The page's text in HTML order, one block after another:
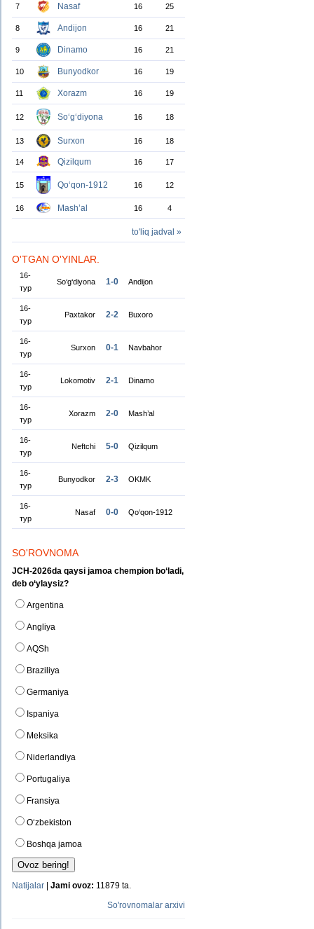
7 Nasaf 16 25
8 Andijon 16 21
9 Dinamo 16 21
10 Bunyodkor 16 19
11 Xorazm 16 19
12 So‘g‘diyona 16 18
13 Surxon 16 18
14 Qizilqum 16 17
15 Qo‘qon-1912 16 12
16 Mash’al 16 4
to'liq jadval »
O'TGAN O'YINLAR.
16-
тур
So‘g‘diyona 1-0 Andijon
16-
тур
Paxtakor 2-2 Buxoro
16-
тур
Surxon 0-1 Navbahor
16-
тур
Lokomotiv 2-1 Dinamo
16-
тур
Xorazm 2-0 Mash’al
16-
тур
Neftchi 5-0 Qizilqum
16-
тур
Bunyodkor 2-3 OKMK
16-
тур
Nasaf 0-0 Qo‘qon-1912
SO'ROVNOMA
JCH-2026da qaysi jamoa chempion bo‘ladi,
deb o‘ylaysiz?
Argentina
Angliya
AQSh
Braziliya
Germaniya
Ispaniya
Meksika
Niderlandiya
Portugaliya
Fransiya
O‘zbekiston
Boshqa jamoa
Natijalar | Jami ovoz: 11879 ta.
So'rovnomalar arxivi